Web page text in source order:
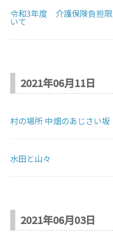
令和3年度 介護保険負担
いて
2021年06月11日
村の場所 中畑のあじさい坂
水田と山々
2021年06月03日